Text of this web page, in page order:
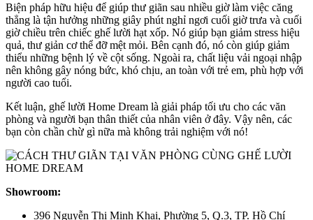
Biện pháp hữu hiệu để giúp thư giãn sau nhiều giờ làm việc căng
thẳng là tận hưởng những giây phút nghỉ ngơi cuối giờ trưa và cuối
giờ chiều trên chiếc ghế lười hạt xốp. Nó giúp bạn giảm stress hiệu
quả, thư giản cơ thể đỡ mệt mỏi. Bên cạnh đó, nó còn giúp giảm
thiểu những bệnh lý về cột sống. Ngoài ra, chất liệu vải ngoại nhập
nên không gây nóng bức, khó chịu, an toàn với trẻ em, phù hợp với
người cao tuổi.
Kết luận, ghế lười Home Dream là giải pháp tối ưu cho các văn
phòng và người bạn thân thiết của nhân viên ở đây. Vậy nên, các
bạn còn chần chừ gì nữa mà không trải nghiệm với nó!
Showroom:
396 Nguyễn Thị Minh Khai, Phường 5, Q.3, TP. Hồ Chí